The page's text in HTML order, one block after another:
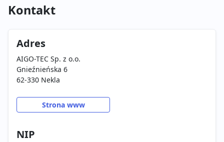
Kontakt
Adres
AIGO-TEC Sp. z o.o.
Gnieźnieńska 6
62-330 Nekla
Strona www
NIP